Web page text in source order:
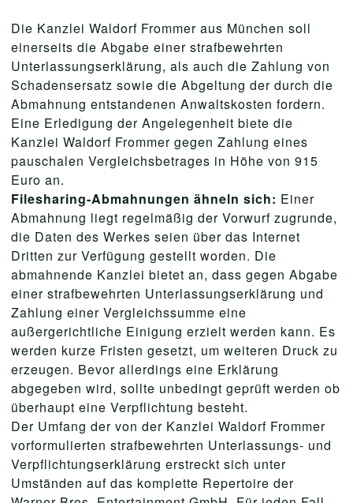
Die Kanzlei Waldorf Frommer aus München soll
einerseits die Abgabe einer strafbewehrten
Unterlassungserklärung, als auch die Zahlung von
Schadensersatz sowie die Abgeltung der durch die
Abmahnung entstandenen Anwaltskosten fordern.
Eine Erledigung der Angelegenheit biete die
Kanzlei Waldorf Frommer gegen Zahlung eines
pauschalen Vergleichsbetrages in Höhe von 915
Euro an.
Filesharing-Abmahnungen ähneln sich: Einer
Abmahnung liegt regelmäßig der Vorwurf zugrunde,
die Daten des Werkes seien über das Internet
Dritten zur Verfügung gestellt worden. Die
abmahnende Kanzlei bietet an, dass gegen Abgabe
einer strafbewehrten Unterlassungserklärung und
Zahlung einer Vergleichssumme eine
außergerichtliche Einigung erzielt werden kann. Es
werden kurze Fristen gesetzt, um weiteren Druck zu
erzeugen. Bevor allerdings eine Erklärung
abgegeben wird, sollte unbedingt geprüft werden ob
überhaupt eine Verpflichtung besteht.
Der Umfang der von der Kanzlei Waldorf Frommer
vorformulierten strafbewehrten Unterlassungs- und
Verpflichtungserklärung erstreckt sich unter
Umständen auf das komplette Repertoire der